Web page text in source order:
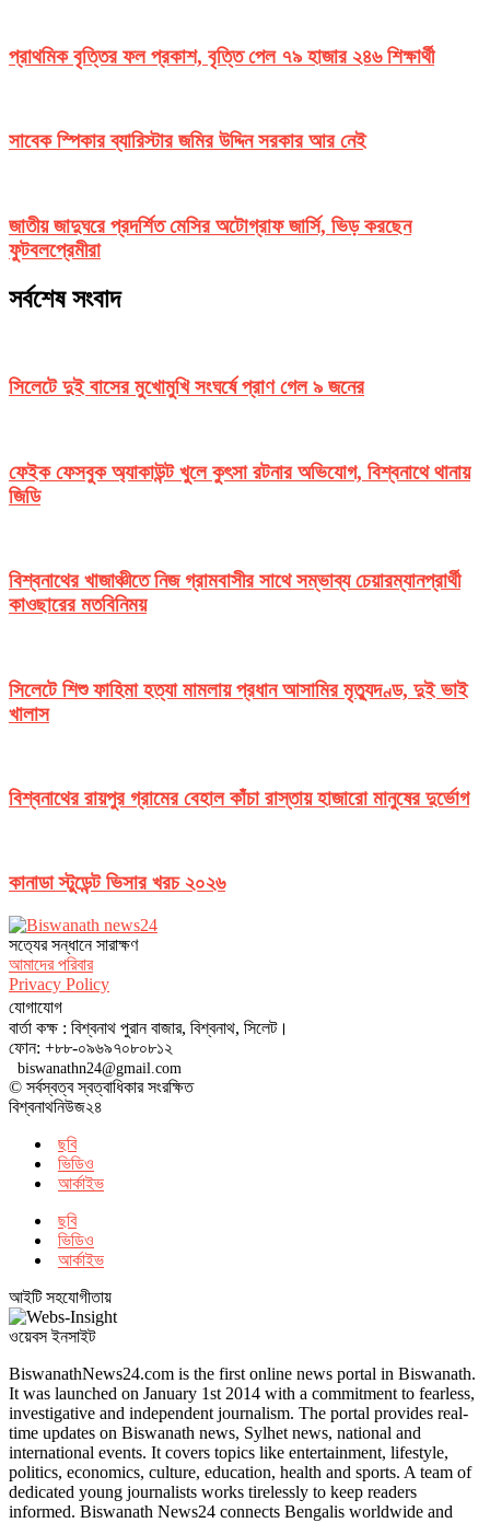
প্রাথমিক বৃত্তির ফল প্রকাশ, বৃত্তি পেল ৭৯ হাজার ২৪৬ শিক্ষার্থী
সাবেক স্পিকার ব্যারিস্টার জমির উদ্দিন সরকার আর নেই
জাতীয় জাদুঘরে প্রদর্শিত মেসির অটোগ্রাফ জার্সি, ভিড় করছেন
ফুটবলপ্রেমীরা
সর্বশেষ সংবাদ
সিলেটে দুই বাসের মুখোমুখি সংঘর্ষে প্রাণ গেল ৯ জনের
ফেইক ফেসবুক অ্যাকাউন্ট খুলে কুৎসা রটনার অভিযোগ, বিশ্বনাথে থানায়
জিডি
বিশ্বনাথের খাজাঞ্চীতে নিজ গ্রামবাসীর সাথে সম্ভাব্য চেয়ারম্যানপ্রার্থী
কাওছারের মতবিনিময়
সিলেটে শিশু ফাহিমা হত্যা মামলায় প্রধান আসামির মৃত্যুদণ্ড, দুই ভাই
খালাস
বিশ্বনাথের রায়পুর গ্রামের বেহাল কাঁচা রাস্তায় হাজারো মানুষের দুর্ভোগ
কানাডা স্টুডেন্ট ভিসার খরচ ২০২৬
সত‌্যের সন্ধানে সারাক্ষণ
আমাদের পরিবার
Privacy Policy
যোগাযোগ
বার্তা কক্ষ : বিশ্বনাথ পুরান বাজার, বিশ্বনাথ, সিলেট।
ফোন: +৮৮-০৯৬৯৭০৮০৮১২
biswanathn24@gmail.com
© সর্বস্বত্ব স্বত্বাধিকার সংরক্ষিত
বিশ্বনাথনিউজ২৪
ছবি
ভিডিও
আর্কাইভ
ছবি
ভিডিও
আর্কাইভ
আইটি সহযোগীতায়
ওয়েবস ইনসাইট
BiswanathNews24.com is the first online news portal in Biswanath.
It was launched on January 1st 2014 with a commitment to fearless,
investigative and independent journalism. The portal provides real-
time updates on Biswanath news, Sylhet news, national and
international events. It covers topics like entertainment, lifestyle,
politics, economics, culture, education, health and sports. A team of
dedicated young journalists works tirelessly to keep readers
informed. Biswanath News24 connects Bengalis worldwide and